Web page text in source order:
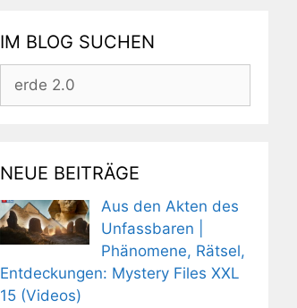
IM BLOG SUCHEN
Suchen
nach:
NEUE BEITRÄGE
Aus den Akten des
Unfassbaren |
Phänomene, Rätsel,
Entdeckungen: Mystery Files XXL
15 (Videos)